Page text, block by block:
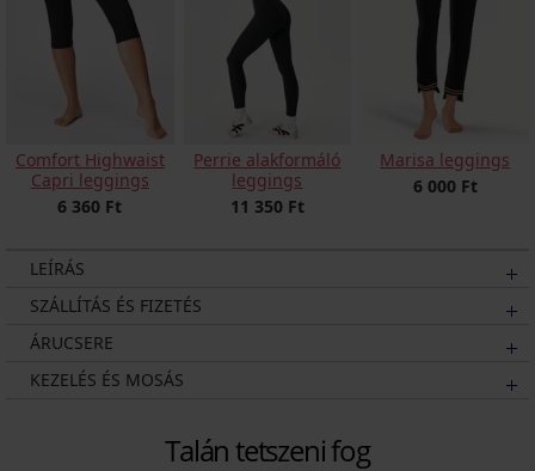
Comfort Highwaist
Capri leggings
6 360 Ft
Perrie alakformáló
leggings
11 350 Ft
Marisa leggings
6 000 Ft
LEÍRÁS
SZÁLLÍTÁS ÉS FIZETÉS
ÁRUCSERE
KEZELÉS ÉS MOSÁS
Talán tetszeni fog